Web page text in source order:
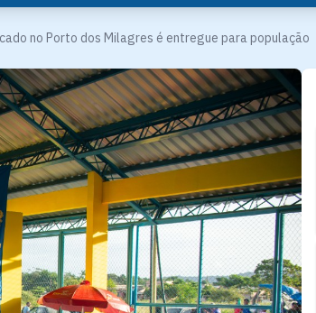
no Porto dos Milagres é entregue para população